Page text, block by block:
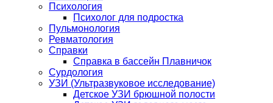
Психология
Психолог для подростка
Пульмонология
Ревматология
Справки
Справка в бассейн Плавничок
Сурдология
УЗИ (Ультразвуковое исследование)
Детское УЗИ брюшной полости